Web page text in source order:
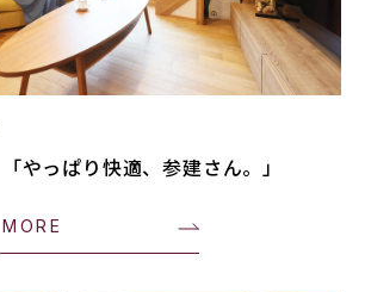
やっぱり快適、参建さん。」
MORE